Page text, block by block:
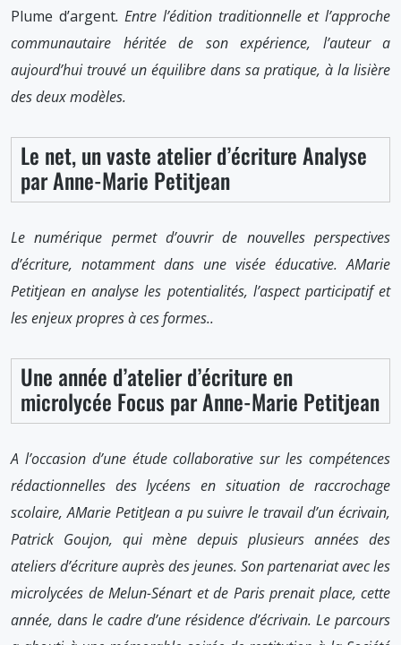
Plume d’argent. Entre l’édition traditionnelle et l’approche
communautaire héritée de son expérience, l’auteur a
aujourd’hui trouvé un équilibre dans sa pratique, à la lisière
des deux modèles.
Le net, un vaste atelier d’écriture Analyse
par Anne-Marie Petitjean
Le numérique permet d’ouvrir de nouvelles perspectives
d’écriture, notamment dans une visée éducative. AMarie
Petitjean en analyse les potentialités, l’aspect participatif et
les enjeux propres à ces formes..
Une année d’atelier d’écriture en
microlycée Focus par Anne-Marie Petitjean
A l’occasion d’une étude collaborative sur les compétences
rédactionnelles des lycéens en situation de raccrochage
scolaire, AMarie PetitJean a pu suivre le travail d’un écrivain,
Patrick Goujon, qui mène depuis plusieurs années des
ateliers d’écriture auprès des jeunes. Son partenariat avec les
microlycées de Melun-Sénart et de Paris prenait place, cette
année, dans le cadre d’une résidence d’écrivain. Le parcours